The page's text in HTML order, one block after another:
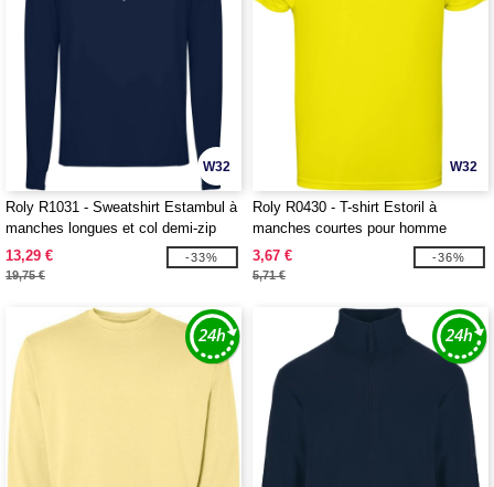
W32
Roly R1031 - Sweatshirt Estambul à
manches longues et col demi-zip
pour homme
13,29 €
19,75 €
-33%
W32
Roly R0430 - T-shirt Estoril à
manches courtes pour homme
3,67 €
5,71 €
-36%